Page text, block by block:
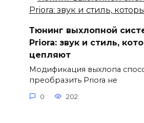
Тюнинг выхлопной
Priora: звук и стиль,
цепляют
Модификация выхлопа
преобразить Priora не
0 202